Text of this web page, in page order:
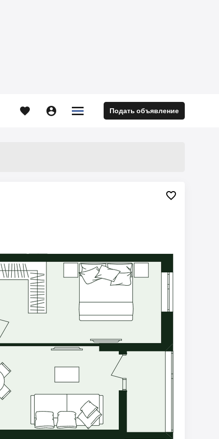
  

 Подать объявление
